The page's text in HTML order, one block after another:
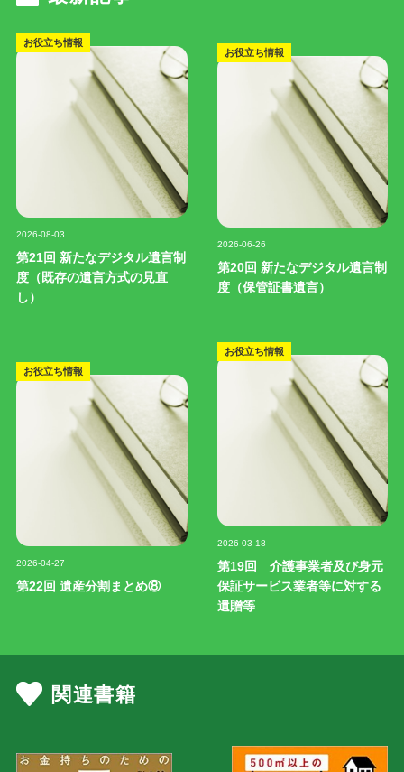
お役立ち情報
2026-08-03
第21回 新たなデジタル遺言制
度（既存の遺言方式の見直
し）
お役立ち情報
2026-06-26
第20回 新たなデジタル遺言制
度（保管証書遺言）
お役立ち情報
2026-04-27
第22回 遺産分割まとめ⑧
お役立ち情報
2026-03-18
第19回 介護事業者及び身元
保証サービス業者等に対する
遺贈等
関連書籍